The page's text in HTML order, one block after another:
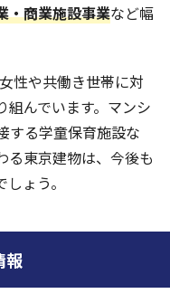
・商業施設事業など幅
性や共働き世帯に対
組んでいます。マンシ
する学童保育施設な
る東京建物は、今後も
ょう。
報